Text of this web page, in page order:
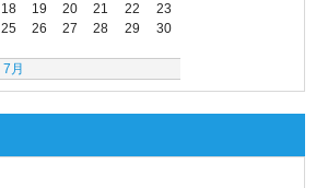
7月
18 19 20 21 22
23
25 26 27 28 29
30